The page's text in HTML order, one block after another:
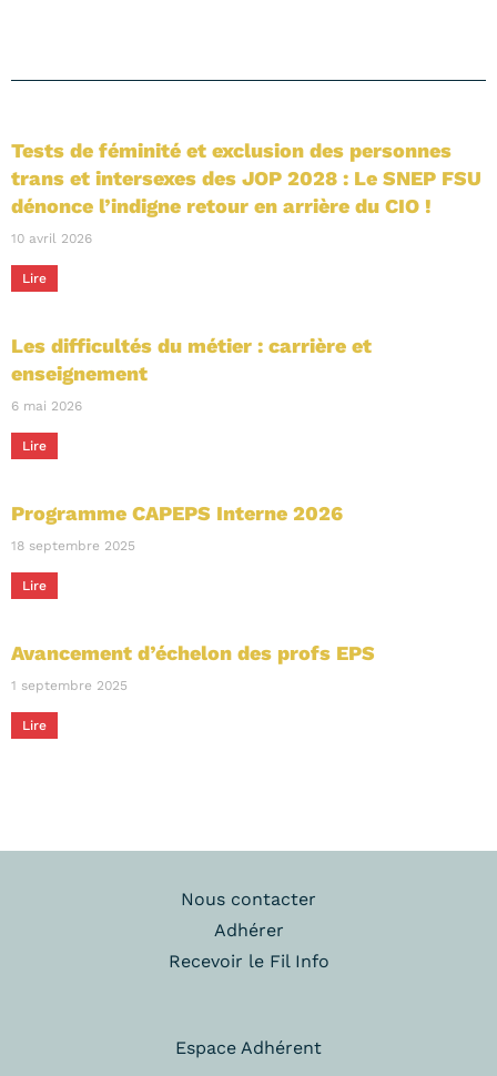
Tests de féminité et exclusion des personnes
trans et intersexes des JOP 2028 : Le SNEP FSU
dénonce l’indigne retour en arrière du CIO !
10 avril 2026
Lire
Les difficultés du métier : carrière et
enseignement
6 mai 2026
Lire
Programme CAPEPS Interne 2026
18 septembre 2025
Lire
Avancement d’échelon des profs EPS
1 septembre 2025
Lire
Nous contacter
Adhérer
Recevoir le Fil Info
Espace Adhérent